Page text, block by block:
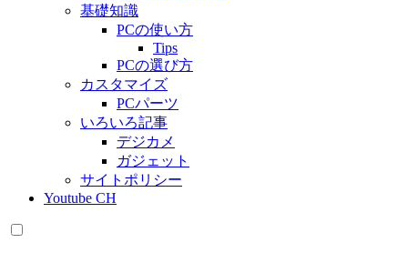
基礎知識
PCの使い方
Tips
PCの選び方
カスタマイズ
PCパーツ
いろいろ記事
デジカメ
ガジェット
サイトポリシー
Youtube CH